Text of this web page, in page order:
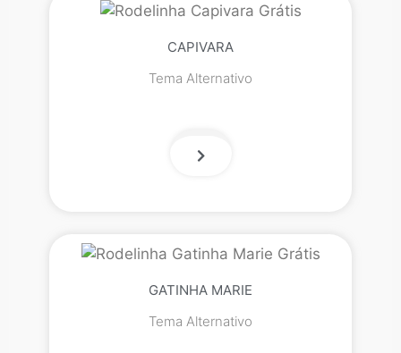
CAPIVARA
Tema Alternativo
GATINHA MARIE
Tema Alternativo